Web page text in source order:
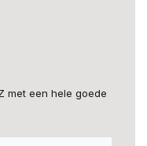
met een hele goede